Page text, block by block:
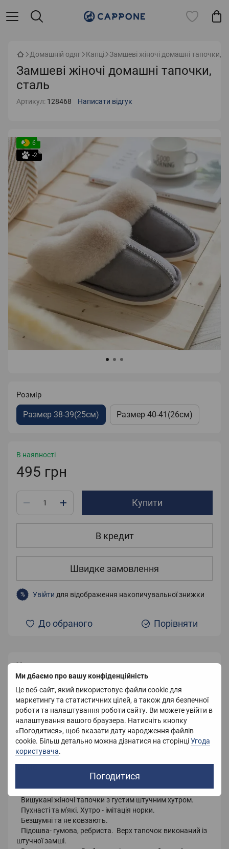
Ми дбаємо про вашу конфіденційність
Це веб-сайт, який використовує файли cookie для
маркетингу та статистичних цілей, а також для безпечної
роботи та налаштування роботи сайту. Ви можете увійти в
налаштування вашого браузера. Натисніть кнопку
«Погодитися», щоб вказати дату народження файлів
cookie. Більш детально можна дізнатися на сторінціУгода
користувача.
Погодитися
Домашній одяг Капці Замшеві жіночі домашні тапочки,
Замшеві жіночі домашні тапочки,
сталь
Артикул: 128468 Написати відгук
6
-2
Розмір
Размер 38-39(25см) Размер 40-41(26см)
В наявності
495 грн
Купити
В кредит
Швидке замовлення
% Увійти для відображення накопичувальної знижки
До обраного Порівняти
Характеристики
Колір Сірий
Матеріал Штучна замша
Країна-виробник
Опис
Вишукані жіночі тапочки з густим штучним хутром.
Пухнасті та м'які. Хутро - імітація норки.
Безшумні та не ковзають.
Підошва- гумова, ребриста. Верх тапочок виконаний із
штучної замші.